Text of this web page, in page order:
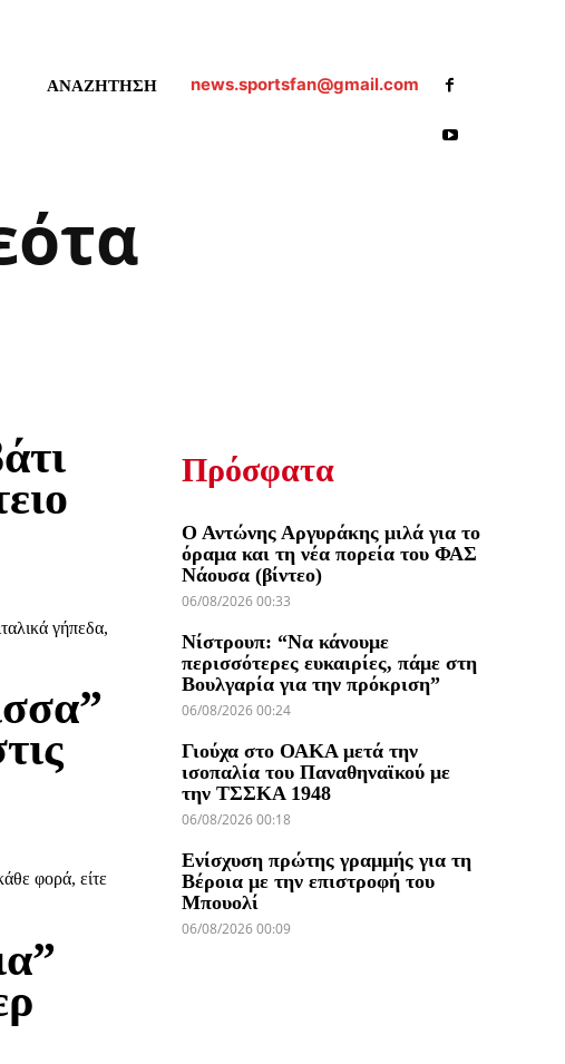
ΑΝΑΖΗΤΗΣΗ news.sportsfan@gmail.com
γήπεδα,
φορά, είτε
Πρόσφατα
Ο Αντώνης Αργυράκης μιλά για το
όραμα και τη νέα πορεία του ΦΑΣ
Νάουσα (βίντεο)
06/08/2026 00:33
Νίστρουπ: “Να κάνουμε
περισσότερες ευκαιρίες, πάμε στη
Βουλγαρία για την πρόκριση”
06/08/2026 00:24
Γιούχα στο ΟΑΚΑ μετά την
ισοπαλία του Παναθηναϊκού με
την ΤΣΣΚΑ 1948
06/08/2026 00:18
Ενίσχυση πρώτης γραμμής για τη
Βέροια με την επιστροφή του
Μπουολί
06/08/2026 00:09